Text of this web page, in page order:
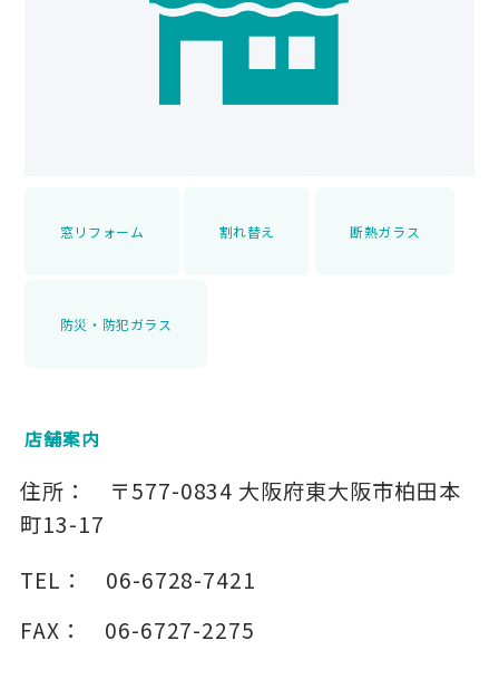
窓リフォーム 割れ替え 断熱ガラス
防災・防犯ガラス
店舗案内
住所： 〒577-0834 大阪府東大阪市柏田本
町13-17
TEL：
06-6728-7421
FAX：
06-6727-2275